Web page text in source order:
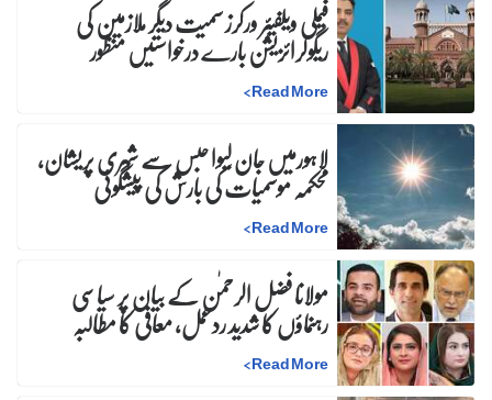
فیملی ویلفیئر ورکرز سمیت دیگر ملازمین کی
ریگولرائزیشن بارے درخواستیں منظور
Read More
>
لاہورمیں جان لیوا حبس سے شہری پریشان،
محکمہ موسمیات کی بارش کی پیشگوئی
Read More
>
مولانا فضل الرحمٰن کے بیان پر سیاسی
رہنماؤں کا شدید ردعمل، معافی کا مطالبہ
Read More
>